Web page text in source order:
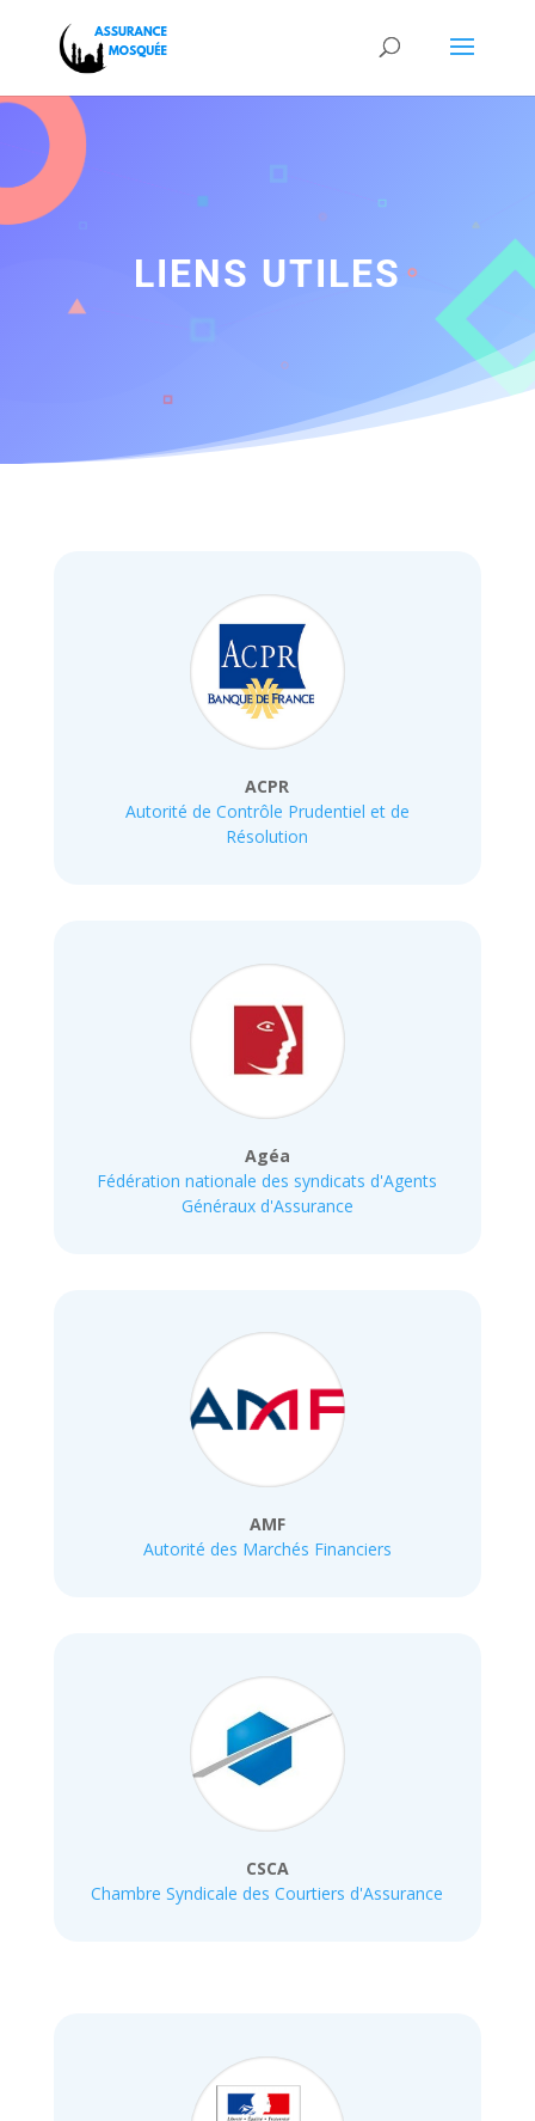
LIENS UTILES
ACPR
Autorité de Contrôle Prudentiel et de
Résolution
Agéa
Fédération nationale des syndicats d'Agents
Généraux d'Assurance
AMF
Autorité des Marchés Financiers
CSCA
Chambre Syndicale des Courtiers d'Assurance